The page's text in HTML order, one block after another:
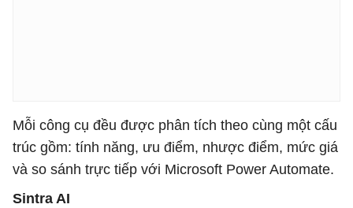
Mỗi công cụ đều được phân tích theo cùng một cấu
trúc gồm: tính năng, ưu điểm, nhược điểm, mức giá
và so sánh trực tiếp với Microsoft Power Automate.
Sintra AI